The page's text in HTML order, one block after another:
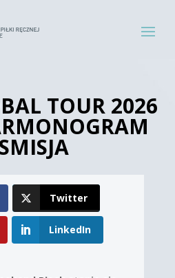
TOUR 2026
Twitter
LinkedIn